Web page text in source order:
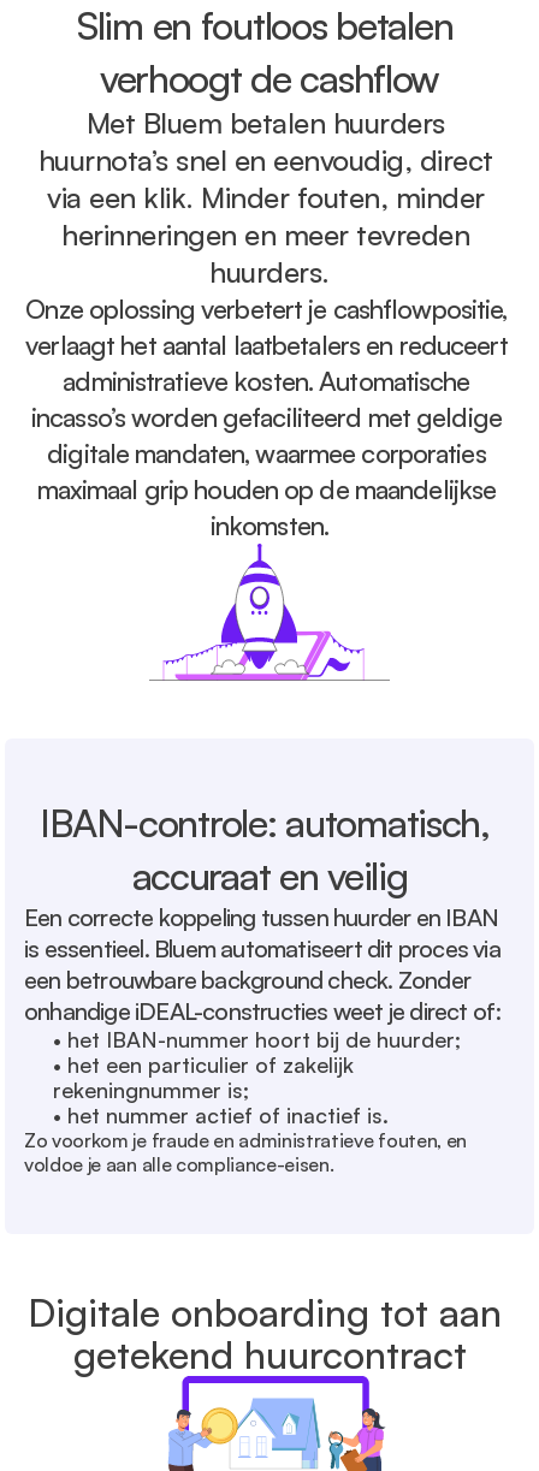
Slim en foutloos betalen
verhoogt de cashflow
Met Bluem betalen huurders
huurnota’s snel en eenvoudig, direct
via een klik. Minder fouten, minder
herinneringen en meer tevreden
huurders.
Onze oplossing verbetert je cashflowpositie,
verlaagt het aantal laatbetalers en reduceert
administratieve kosten. Automatische
incasso’s worden gefaciliteerd met geldige
digitale mandaten, waarmee corporaties
maximaal grip houden op de maandelijkse
inkomsten.
IBAN-controle: automatisch,
accuraat en veilig
Een correcte koppeling tussen huurder en IBAN
is essentieel. Bluem automatiseert dit proces via
een betrouwbare background check. Zonder
onhandige iDEAL-constructies weet je direct of:
• het IBAN-nummer hoort bij de huurder;
• het een particulier of zakelijk
rekeningnummer is;
• het nummer actief of inactief is.
Zo voorkom je fraude en administratieve fouten, en
voldoe je aan alle compliance-eisen.
Digitale onboarding tot aan
getekend huurcontract